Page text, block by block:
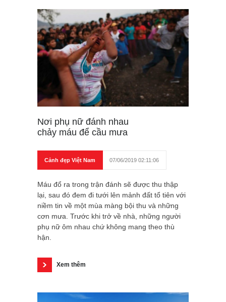
Nơi phụ nữ đánh nhau
chảy máu để cầu mưa
Cảnh đẹp Việt Nam 07/06/2019 02:11:06
Máu đổ ra trong trận đánh sẽ được thu thập
lại, sau đó đem đi tưới lên mảnh đất tổ tiên với
niềm tin về một mùa màng bội thu và những
cơn mưa. Trước khi trở về nhà, những người
phụ nữ ôm nhau chứ không mang theo thù
hận.
Xem thêm